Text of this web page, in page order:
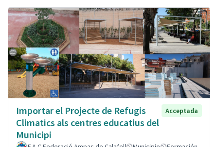
Importar el Projecte de Refugis
Climatics als centres educatius del
Municipi
Acceptada